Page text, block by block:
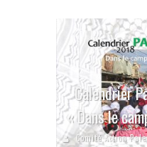
Calendrier
« Dans le
Comité Action